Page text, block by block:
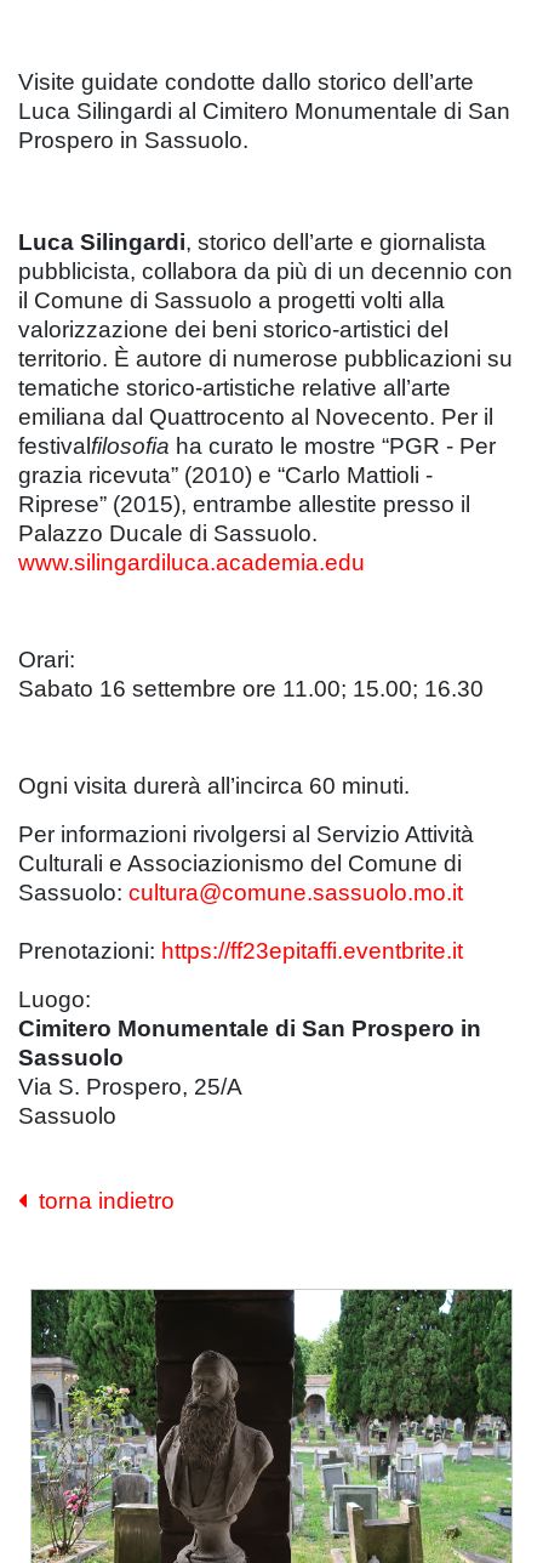
Visite guidate condotte dallo storico dell’arte
Luca Silingardi al Cimitero Monumentale di San
Prospero in Sassuolo.
Luca Silingardi, storico dell’arte e giornalista
pubblicista, collabora da più di un decennio con
il Comune di Sassuolo a progetti volti alla
valorizzazione dei beni storico-artistici del
territorio. È autore di numerose pubblicazioni su
tematiche storico-artistiche relative all’arte
emiliana dal Quattrocento al Novecento. Per il
festivalfilosofia ha curato le mostre “PGR - Per
grazia ricevuta” (2010) e “Carlo Mattioli -
Riprese” (2015), entrambe allestite presso il
Palazzo Ducale di Sassuolo.
www.silingardiluca.academia.edu
Orari:
Sabato 16 settembre ore 11.00; 15.00; 16.30
Ogni visita durerà all’incirca 60 minuti.
Per informazioni rivolgersi al Servizio Attività
Culturali e Associazionismo del Comune di
Sassuolo: cultura@comune.sassuolo.mo.it
Prenotazioni: https://ff23epitaffi.eventbrite.it
Luogo:
Cimitero Monumentale di San Prospero in
Sassuolo
Via S. Prospero, 25/A
Sassuolo
torna indietro